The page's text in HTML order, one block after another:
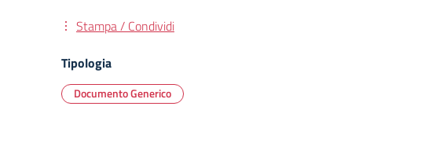
Stampa / Condividi
Tipologia
Documento Generico